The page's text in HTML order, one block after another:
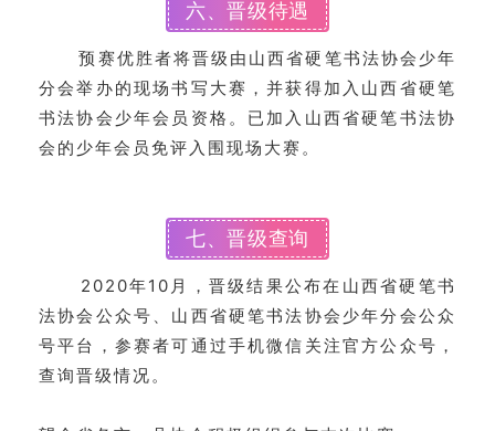
赏
砚
图
库
六、晋级待遇
预赛优胜者将晋级由山西省硬笔书法协会少年
分会举办的现场书写大赛，并获得加入山西省硬笔
书法协会少年会员资格。已加入山西省硬笔书法协
会的少年会员免评入围现场大赛。
七、晋级查询
2020年10月，晋级结果公布在山西省硬笔书
法协会公众号、山西省硬笔书法协会少年分会公众
号平台，参赛者可通过手机微信关注官方公众号，
查询晋级情况。